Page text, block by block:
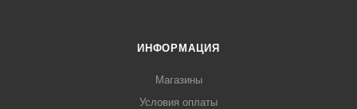
ИНФОРМАЦИЯ
Магазины
Условия оплаты